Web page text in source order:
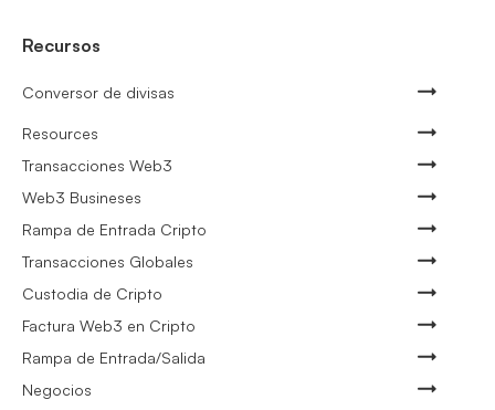
Recursos
Conversor de divisas
Resources
Transacciones Web3
Web3 Busineses
Rampa de Entrada Cripto
Transacciones Globales
Custodia de Cripto
Factura Web3 en Cripto
Rampa de Entrada/Salida
Negocios